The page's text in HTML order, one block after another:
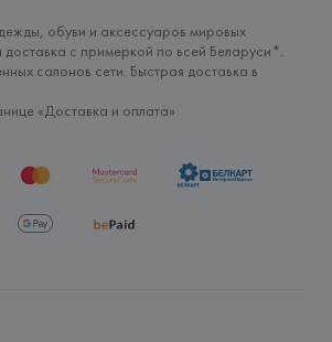
обуви и аксессуаров мировых
доставка с примеркой по всей Беларуси*.
салонов сети. Быстрая доставка в
«Доставка и оплата»